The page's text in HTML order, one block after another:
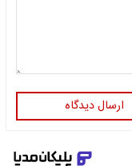
ارسال دیدگاه